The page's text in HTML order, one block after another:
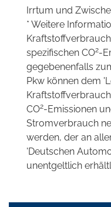
Irrtum und
* Weitere
spezifischen CO2-
gegebenenfalls
Pkw können dem
CO2-Emissionen
Stromverbrauch
werden, der an
'Deutschen
unentgeltlich